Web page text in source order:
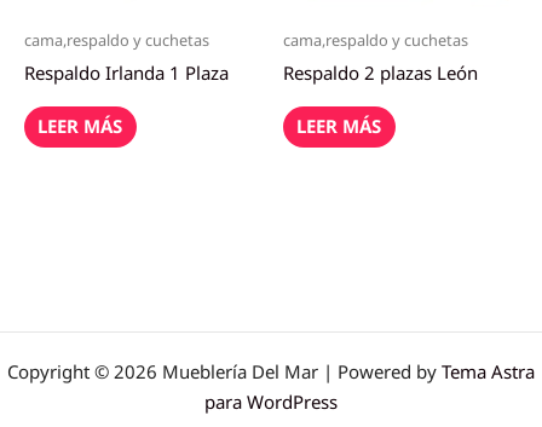
cama,respaldo y cuchetas
Respaldo Irlanda 1 Plaza
LEER MÁS
cama,respaldo y cuchetas
Respaldo 2 plazas León
LEER MÁS
Copyright © 2026 Mueblería Del Mar | Powered by Tema Astra
para WordPress